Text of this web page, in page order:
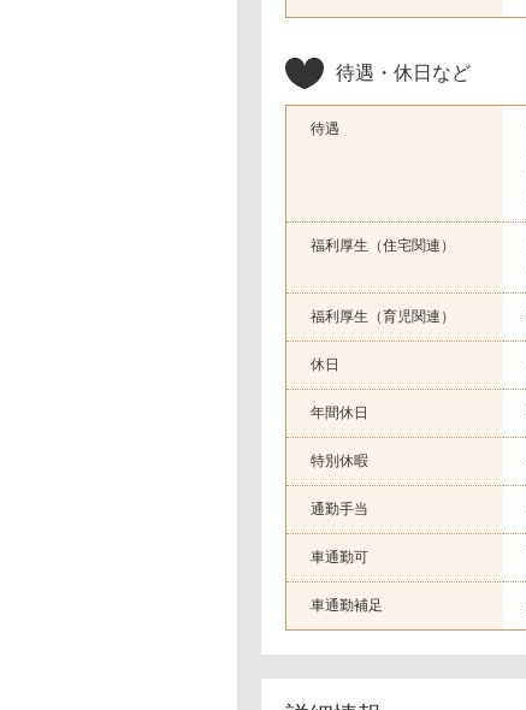
待遇・休日など
待遇
福利厚生（住宅関連）
福利厚生（育児関連）
休日
年間休日
特別休暇
通勤手当
車通勤可
車通勤補足